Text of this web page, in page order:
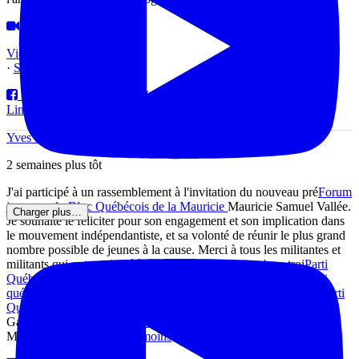
View on Facebook
· Share
Partager sur Facebook
Partager sur Twitter
LinkedIn
Yves Perron Bloc Québécois
2 semaines plus tôt
J'ai participé à un rassemblement à l'invitation du nouveau préForum
jeunesse du Bloc Québécois de la Mauricie Mauricie Samuel Vallée.
Je souhaite le féliciter pour son engagement et son implication dans
le mouvement indépendantiste, et sa volonté de réunir le plus grand
nombre possible de jeunes à la cause. Merci à tous les militantes et
militants qui ont participé à cet événement, ainsi qu'aux troiParti
Québécois
Isabelle Blais-candidate pour le Parti
québécois dans Maskinongé
Parti
Québécois – Champlain
Gauthier
Maurice.
Voir moins
Charger plus…